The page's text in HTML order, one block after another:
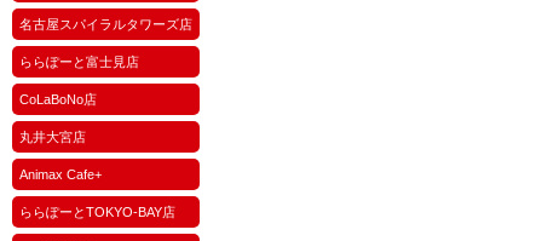
名古屋スパイラルタワーズ店
ららぽーと富士見店
CoLaBoNo店
丸井大宮店
Animax Cafe+
ららぽーとTOKYO-BAY店